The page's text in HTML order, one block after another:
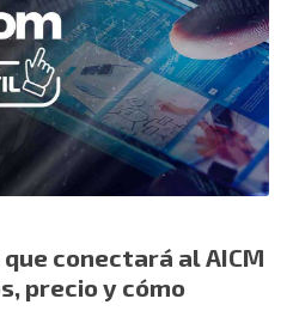
conectará al AICM
precio y cómo